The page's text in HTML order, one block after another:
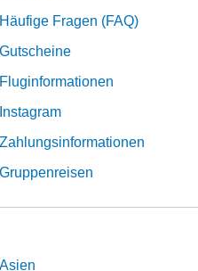
Häufige Fragen (FAQ)
Gutscheine
Fluginformationen
Instagram
Zahlungsinformationen
Gruppenreisen
Asien